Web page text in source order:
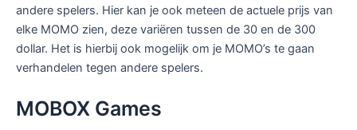
andere spelers. Hier kan je ook meteen de actuele prijs van
elke MOMO zien, deze variëren tussen de 30 en de 300
dollar. Het is hierbij ook mogelijk om je MOMO’s te gaan
verhandelen tegen andere spelers.
MOBOX Games